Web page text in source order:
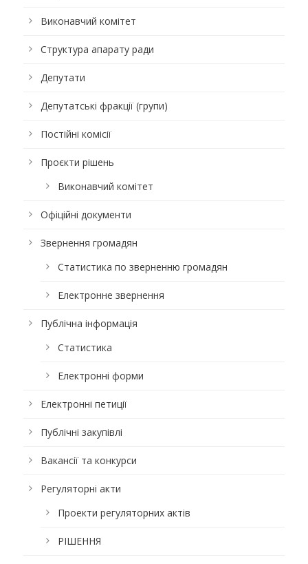
Виконавчий комітет
Структура апарату ради
Депутати
Депутатські фракції (групи)
Постійні комісії
Проєкти рішень
Виконавчий комітет
Офіційні документи
Звернення громадян
Статистика по зверненню громадян
Електронне звернення
Публічна інформація
Статистика
Електронні форми
Електронні петиції
Публічні закупівлі
Вакансії та конкурси
Регуляторні акти
Проекти регуляторних актів
РІШЕННЯ